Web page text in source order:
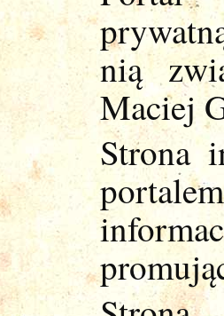
nią
Maciej
Strona